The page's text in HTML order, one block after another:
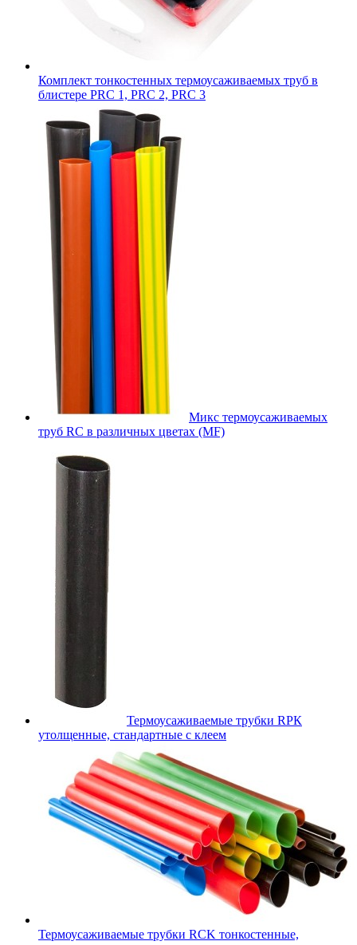
Комплект тонкостенных термоусаживаемых труб в
блистере PRC 1, PRC 2, PRC 3
Микс термоусаживаемых
труб RC в различных цветах (MF)
Термоусаживаемые трубки RPК
утолщенные, стандартные с клеем
Термоусаживаемые трубки RCK тонкостенные,